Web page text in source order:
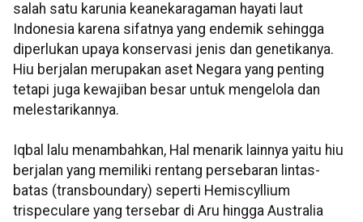
salah satu karunia keanekaragaman hayati laut
Indonesia karena sifatnya yang endemik sehingga
diperlukan upaya konservasi jenis dan genetikanya.
Hiu berjalan merupakan aset Negara yang penting
tetapi juga kewajiban besar untuk mengelola dan
melestarikannya.
Iqbal lalu menambahkan, Hal menarik lainnya yaitu hiu
berjalan yang memiliki rentang persebaran lintas-
batas (transboundary) seperti Hemiscyllium
trispeculare yang tersebar di Aru hingga Australia